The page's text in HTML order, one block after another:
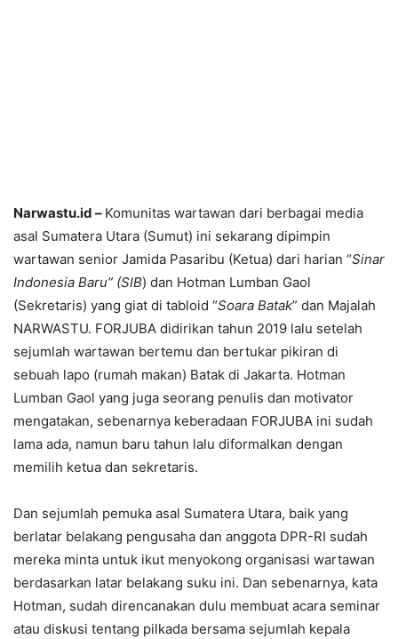
Narwastu.id – Komunitas wartawan dari berbagai media
asal Sumatera Utara (Sumut) ini sekarang dipimpin
wartawan senior Jamida Pasaribu (Ketua) dari harian “Sinar
Indonesia Baru” (SIB) dan Hotman Lumban Gaol
(Sekretaris) yang giat di tabloid “Soara Batak” dan Majalah
NARWASTU. FORJUBA didirikan tahun 2019 lalu setelah
sejumlah wartawan bertemu dan bertukar pikiran di
sebuah lapo (rumah makan) Batak di Jakarta. Hotman
Lumban Gaol yang juga seorang penulis dan motivator
mengatakan, sebenarnya keberadaan FORJUBA ini sudah
lama ada, namun baru tahun lalu diformalkan dengan
memilih ketua dan sekretaris.
Dan sejumlah pemuka asal Sumatera Utara, baik yang
berlatar belakang pengusaha dan anggota DPR-RI sudah
mereka minta untuk ikut menyokong organisasi wartawan
berdasarkan latar belakang suku ini. Dan sebenarnya, kata
Hotman, sudah direncanakan dulu membuat acara seminar
atau diskusi tentang pilkada bersama sejumlah kepala